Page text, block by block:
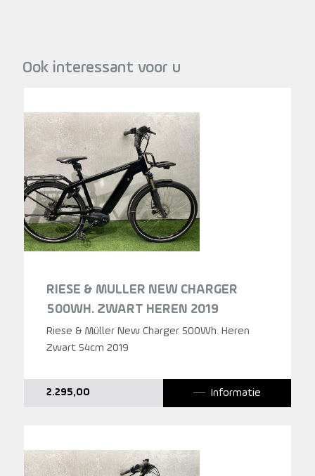
Ook interessant voor u
RIESE & MULLER NEW CHARGER
500WH. ZWART HEREN 2019
Riese & Müller New Charger 500Wh. Heren
Zwart 54cm 2019
2.295,00 Informatie